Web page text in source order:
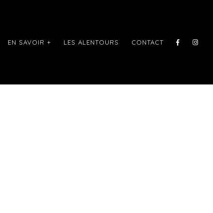
EN SAVOIR + LES ALENTOURS CONTACT